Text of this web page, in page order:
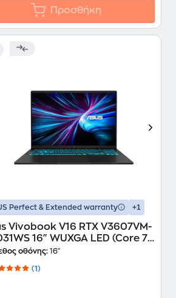
Προσθήκη
Perfect & Extended warranty +1
16" WUXGA LED (Core 7-
16GB/1TB/GeForce RTX
οθόνης:16"
(1)